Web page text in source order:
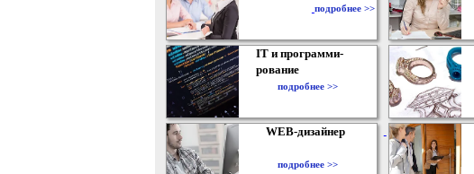
подробнее >>
IT и программи-
рование
подробнее >>
WEB-дизайнер
подробнее >>